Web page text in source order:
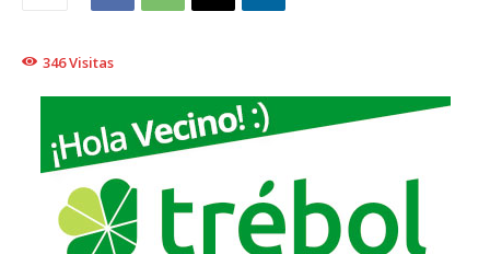
346Visitas